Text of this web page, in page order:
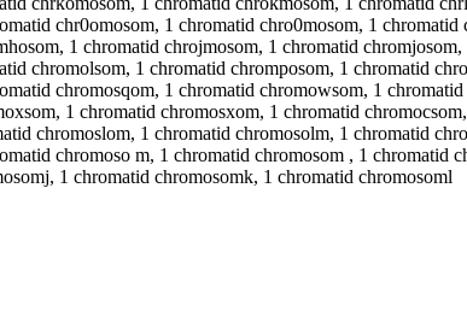
chr0omosom, 1 chromatid chro0mosom, 1
1 chromatid chrojmosom, 1 chromatid
chromolsom, 1 chromatid chromposom, 1 chromatid
chromosqom, 1 chromatid chromowsom, 1
1 chromatid chromosxom, 1 chromatid
chromoslom, 1 chromatid chromosolm, 1 chromatid
chromoso m, 1 chromatid chromosom , 1 chromatid
1 chromatid chromosomk, 1 chromatid chromosoml